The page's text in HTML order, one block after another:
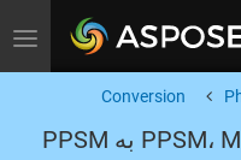
Toggle navigation
Conversion
تبدیل Word بهPPSM، MHTML به PPSM